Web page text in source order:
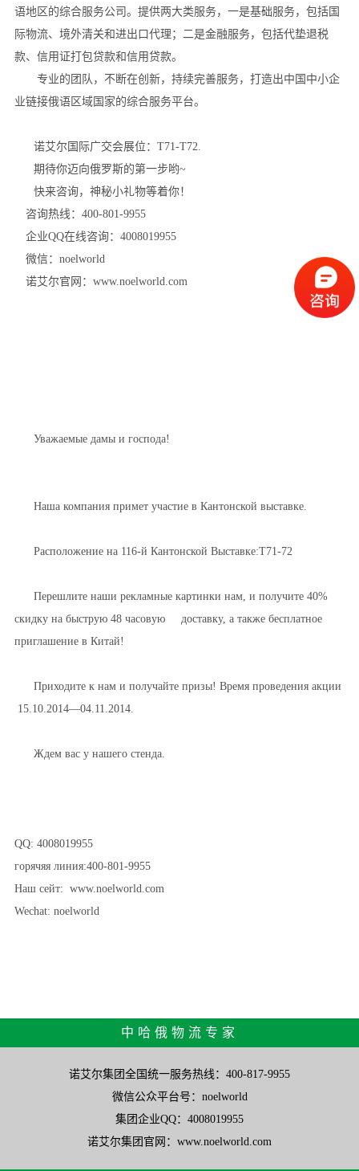
语地区的综合服务公司。提供两大类服务，一是基础服务，包括国
际物流、境外清关和进出口代理；二是金融服务，包括代垫退税
款、信用证打包贷款和信用贷款。
专业的团队，不断在创新，持续完善服务，打造出中国中小企
业链接俄语区域国家的综合服务平台。
诺艾尔国际广交会展位：T71-T72.
期待你迈向俄罗斯的第一步哟~
快来咨询，神秘小礼物等着你！
咨询热线：400-801-9955
企业QQ在线咨询：4008019955
微信：noelworld
诺艾尔官网：www.noelworld.com
Уважаемые дамы и господа!
Наша компания примет участие в Кантонской выставке.
Расположение на 116-й Кантонской Выставке:T71-72
Перешлите наши рекламные картинки нам, и получите 40%
скидку на быструю 48 часовую доставку, а также бесплатное
приглашение в Китай!
Приходите к нам и получайте призы! Время проведения акции
15.10.2014—04.11.2014.
Ждем вас у нашего стенда.
QQ: 4008019955
горячяя линия:400-801-9955
Наш сейт: www.noelworld.com
Wechat: noelworld
中哈俄物流专家
诺艾尔集团全国统一服务热线：400-817-9955
微信公众平台号：noelworld
集团企业QQ：4008019955
诺艾尔集团官网：www.noelworld.com